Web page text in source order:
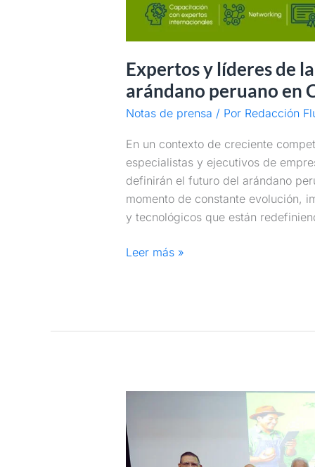
Expertos y líderes de
arándano peruano en
Notas de prensa / Por Redacción
En un contexto de creciente
especialistas y ejecutivos de
definirán el futuro del arándano
momento de constante evolución,
y tecnológicos que están
arándano
peruano
en
Leer más »
impulsa
el